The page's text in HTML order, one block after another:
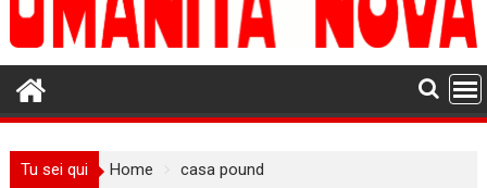
Tu sei qui Home casa pound